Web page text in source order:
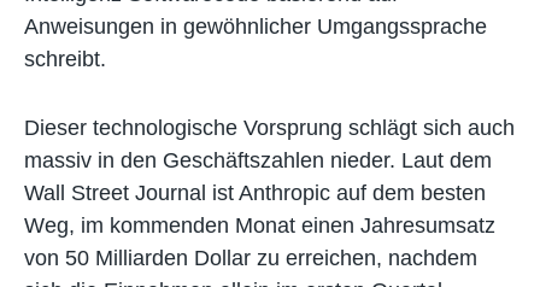
Anweisungen in gewöhnlicher Umgangssprache
schreibt.
Dieser technologische Vorsprung schlägt sich auch
massiv in den Geschäftszahlen nieder. Laut dem
Wall Street Journal ist Anthropic auf dem besten
Weg, im kommenden Monat einen Jahresumsatz
von 50 Milliarden Dollar zu erreichen, nachdem